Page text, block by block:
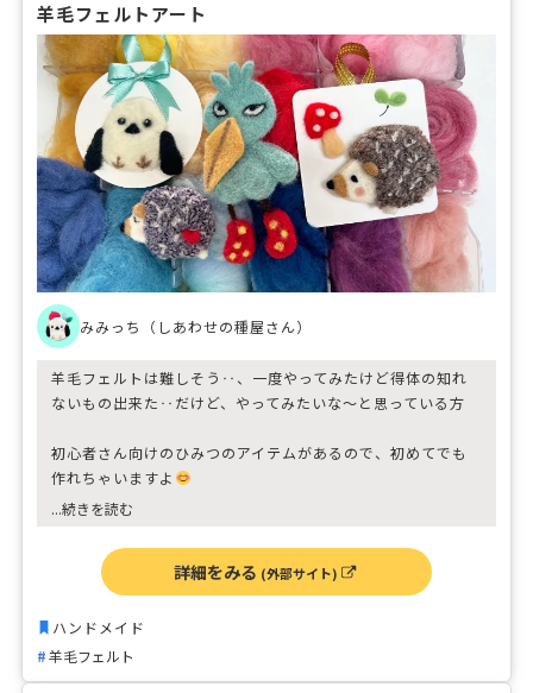
羊毛フェルトアート
みみっち（しあわせの種屋さん）
羊毛フェルトは難しそう‥、一度やってみたけど得体の知れ
ないもの出来た‥だけど、やってみたいな〜と思っている方
初心者さん向けのひみつのアイテムがあるので、初めてでも
作れちゃいますよ
皆さまの『作ってみたいな』を応援しています！
...続きを読む
詳細をみる (外部サイト)
ハンドメイド
羊毛フェルト